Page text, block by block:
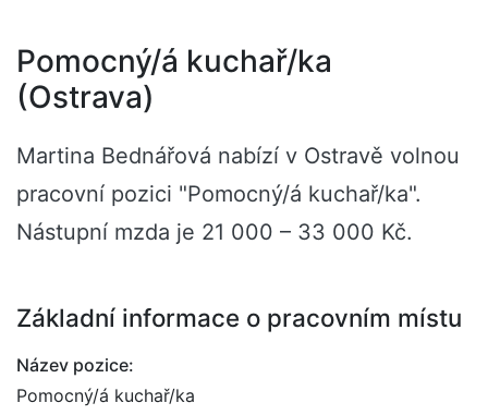
Pomocný/á kuchař/ka
(Ostrava)
Martina Bednářová nabízí v Ostravě volnou
pracovní pozici "Pomocný/á kuchař/ka".
Nástupní mzda je 21 000 – 33 000 Kč.
Základní informace o pracovním místu
Název pozice:
Pomocný/á kuchař/ka